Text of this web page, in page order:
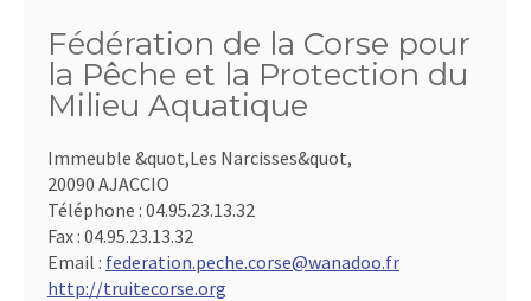
Fédération de la Corse pour
la Pêche et la Protection du
Milieu Aquatique
Immeuble &quot,Les Narcisses&quot,
20090 AJACCIO
Téléphone : 04.95.23.13.32
Fax : 04.95.23.13.32
Email : federation.peche.corse@wanadoo.fr
http://truitecorse.org